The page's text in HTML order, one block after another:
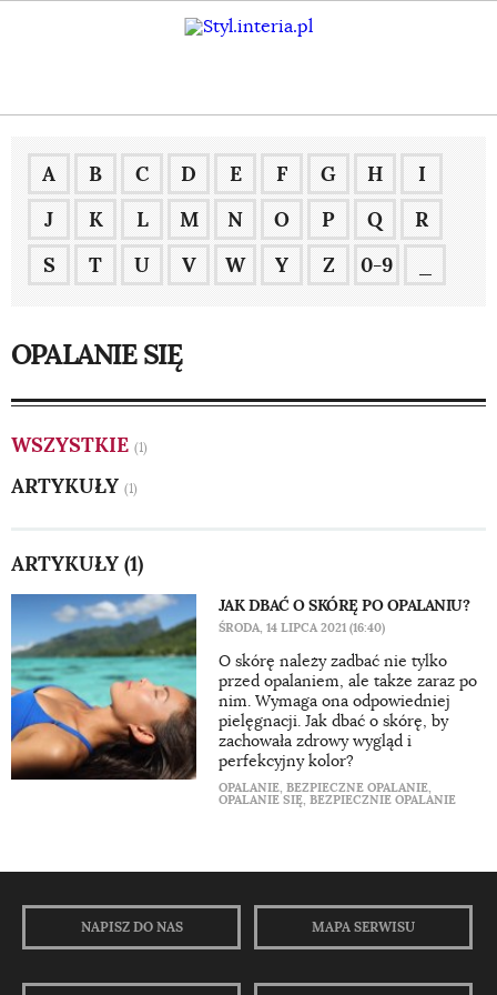
A B C D E F G H
I
J
K L M N O P Q
R
S
T U V W Y Z 0-9
OPALANIE SIĘ
WSZYSTKIE (1)
ARTYKUŁY (1)
ARTYKUŁY (1)
JAK DBAĆ O SKÓRĘ PO OPALANIU?
ŚRODA, 14 LIPCA 2021 (16:40)
O skórę należy zadbać nie tylko
przed opalaniem, ale także zaraz po
nim. Wymaga ona odpowiedniej
pielęgnacji. Jak dbać o skórę, by
zachowała zdrowy wygląd i
perfekcyjny kolor?
OPALANIE, BEZPIECZNE OPALANIE,
OPALANIE SIĘ, BEZPIECZNIE OPALANIE
NAPISZ DO NAS MAPA SERWISU